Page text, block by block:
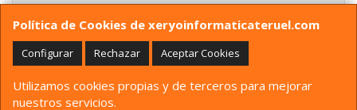
Política de Cookies de xeryoinformaticateruel.com
Configurar Rechazar Aceptar Cookies
Utilizamos cookies propias y de terceros para mejorar
nuestros servicios.
Horario
LUNES A VIERNES 9:30 A 13:30 17:00 a 20:00 Y
SÁBADO 10:00 A 13:30